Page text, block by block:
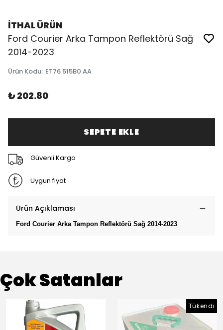
İTHAL ÜRÜN
Ford Courier Arka Tampon Reflektörü Sağ
2014-2023
Ürün Kodu: ET76 515B0 AA
₺ 202.80
SEPETE EKLE
Güvenli Kargo
Uygun fiyat
Ürün Açıklaması
Ford Courier Arka Tampon Reflektörü Sağ 2014-2023
Çok Satanlar
Tükendi